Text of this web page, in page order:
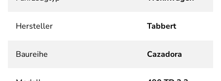
Hersteller Tabbert
Baureihe Cazadora